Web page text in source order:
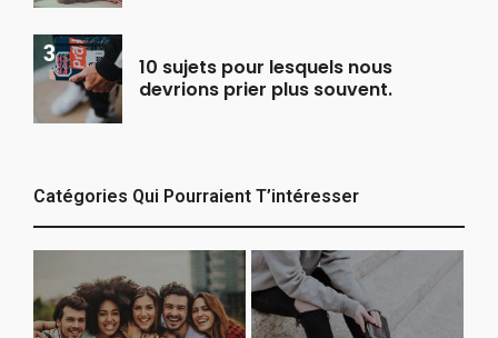
10 sujets pour lesquels nous
devrions prier plus souvent.
Catégories Qui Pourraient T’intéresser